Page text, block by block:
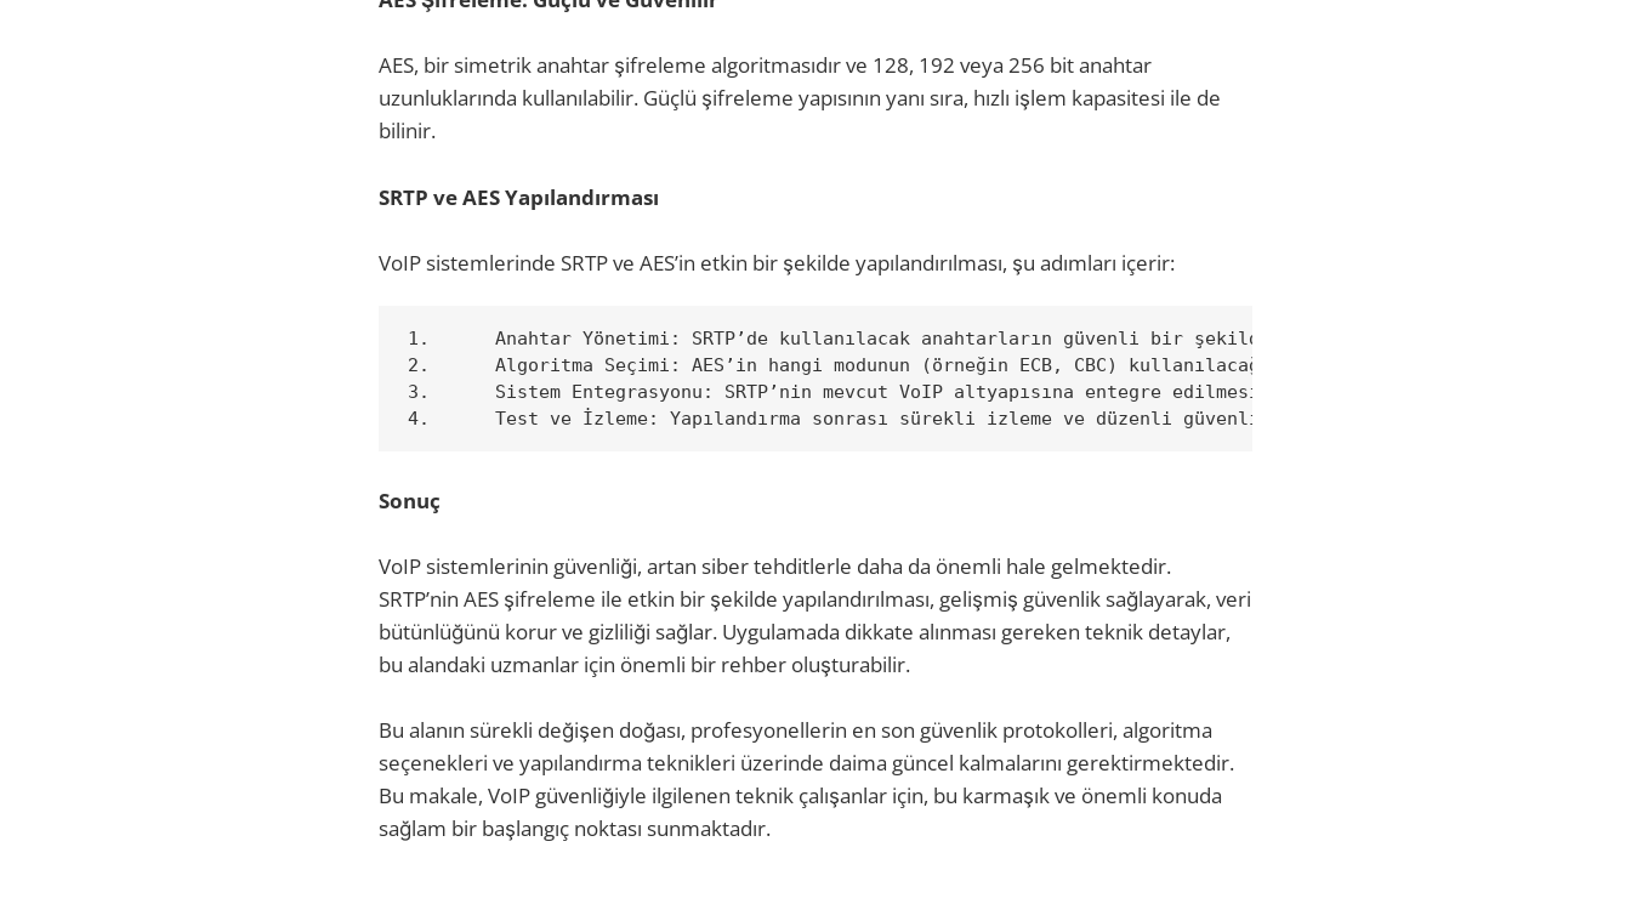
AES, bir simetrik anahtar şifreleme algoritmasıdır ve 128, 192 veya 256 bit anahtar
uzunluklarında kullanılabilir. Güçlü şifreleme yapısının yanı sıra, hızlı işlem kapasitesi ile de
bilinir.
SRTP ve AES Yapılandırması
VoIP sistemlerinde SRTP ve AES’in etkin bir şekilde yapılandırılması, şu adımları içerir:
1.	Anahtar Yönetimi: SRTP’de kullanılacak anahtarların güvenli bir şekilde dağıtılması gerekmektedir. Bu, SDES (Session Description Protocol Security Descriptions) veya ZRTP gibi protokoller kullanılarak yapılabilir.
2.	Algoritma Seçimi: AES’in hangi modunun (örneğin ECB, CBC) kullanılacağına karar verilmelidir. Her bir mod, farklı güvenlik ve performans özelliklerine sahiptir.
3.	Sistem Entegrasyonu: SRTP’nin mevcut VoIP altyapısına entegre edilmesi, uyumluluk ve performans açısından önemlidir.
Sonuç
VoIP sistemlerinin güvenliği, artan siber tehditlerle daha da önemli hale gelmektedir.
SRTP’nin AES şifreleme ile etkin bir şekilde yapılandırılması, gelişmiş güvenlik sağlayarak, veri
bütünlüğünü korur ve gizliliği sağlar. Uygulamada dikkate alınması gereken teknik detaylar,
bu alandaki uzmanlar için önemli bir rehber oluşturabilir.
Bu alanın sürekli değişen doğası, profesyonellerin en son güvenlik protokolleri, algoritma
seçenekleri ve yapılandırma teknikleri üzerinde daima güncel kalmalarını gerektirmektedir.
Bu makale, VoIP güvenliğiyle ilgilenen teknik çalışanlar için, bu karmaşık ve önemli konuda
sağlam bir başlangıç ​​noktası sunmaktadır.